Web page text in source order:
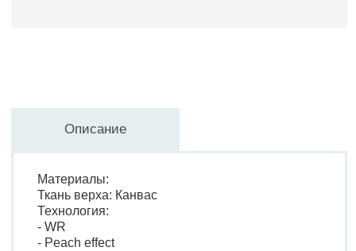
Описание
Материалы:
Ткань верха: Канвас
Технология:
- WR
- Peach effect